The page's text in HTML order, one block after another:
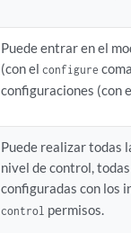
Puede entrar en el
(con elconfigure
configuraciones (con
Puede realizar todas
nivel de control,
configuradas con los
control permisos.